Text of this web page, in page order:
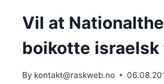
Vil at
boikotte israelsk
By kontakt@raskweb.no